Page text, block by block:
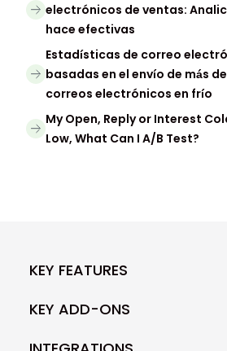
electrónicos de ventas:
hace efectivas
Estadísticas de correo
basadas en el envío de más
correos electrónicos en frío
My Open, Reply or Interest
Low, What Can I A/B Test?
KEY FEATURES
KEY ADD-ONS